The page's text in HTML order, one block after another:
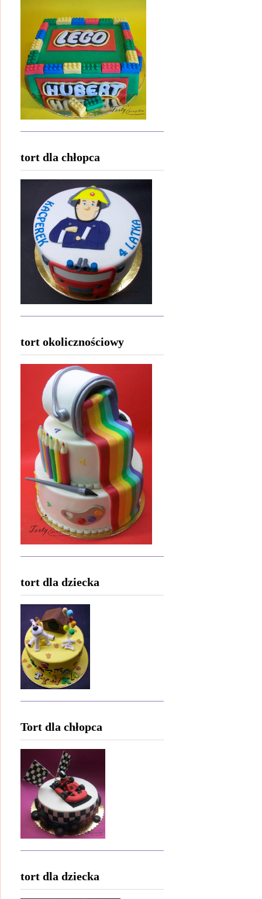
tort dla chłopca
tort okolicznościowy
tort dla dziecka
Tort dla chłopca
tort dla dziecka